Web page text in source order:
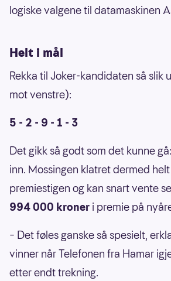
logiske valgene til datamaskinen
Helt i mål
Rekka til Joker-kandidaten så slik
mot venstre):
5 - 2 - 9 - 1 - 3
Det gikk så godt som det kunne
inn. Mossingen klatret dermed
premiestigen og kan snart vente
994 000 kroner i premie på
– Det føles ganske så spesielt,
vinner når Telefonen fra Hamar
etter endt trekning.